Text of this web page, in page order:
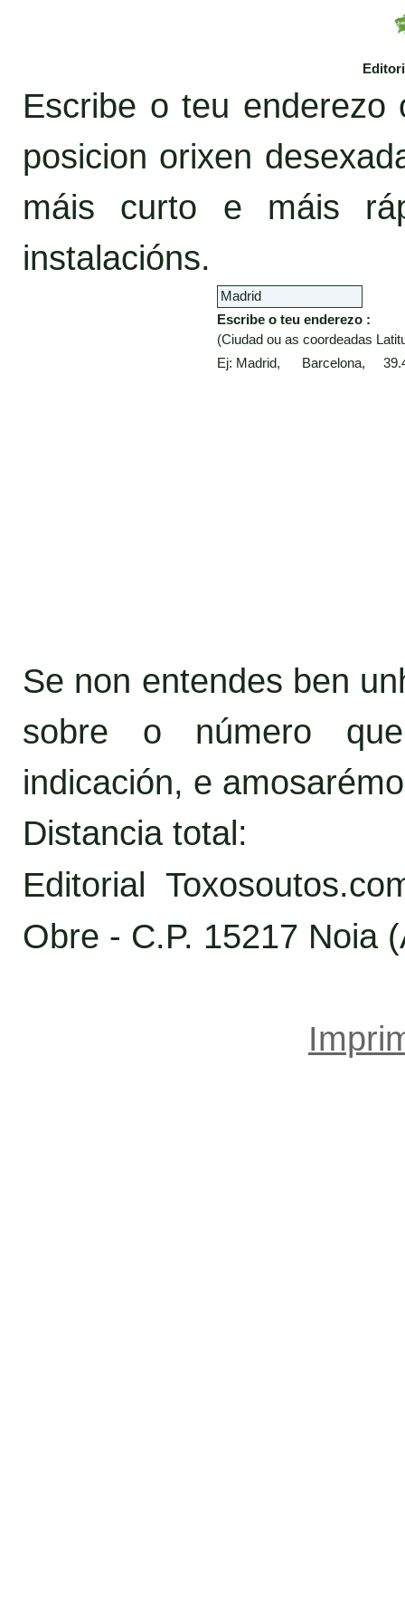
Escribe o teu
posicion orixen
máis curto e máis
instalacións.
Escribe o teu enderezo :
(Ciudad ou as coordeadas
Ej: Madrid, Barcelona,
Se non entendes ben
sobre o número
indicación, e
Distancia total:
Editorial
Obre - C.P. 15217 Noia